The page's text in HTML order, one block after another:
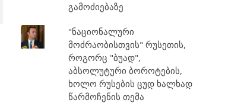
გამოძიებაზე
"ნაციონალური
მოძრაობისთვის" რუსეთის,
როგორც "ბუად",
აბსოლუტური ბოროტების,
ხოლო რუსების ცუდ ხალხად
წარმოჩენის თემა